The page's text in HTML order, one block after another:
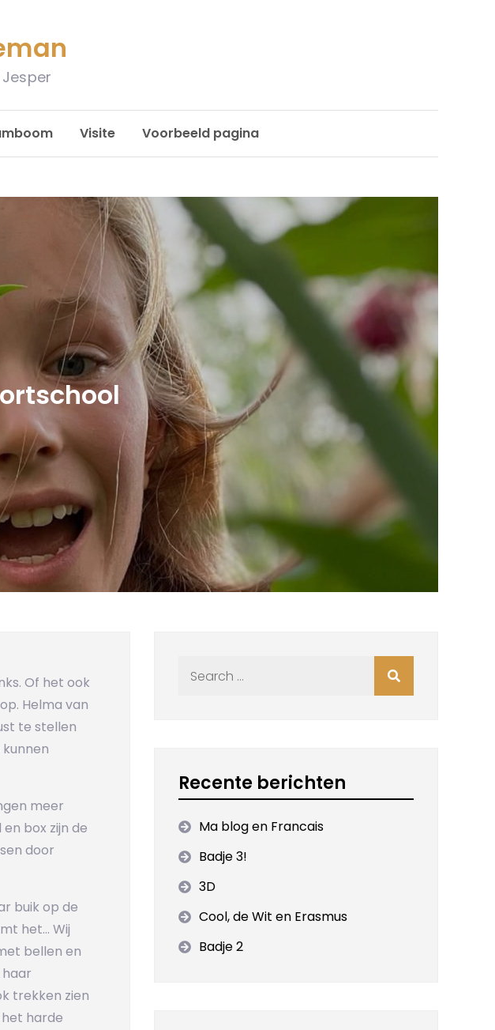
Visite Voorbeeld pagina
Of het ook
Helma van
te stellen
meer
box zijn de
door
buik op de
het… Wij
bellen en
trekken zien
harde
Recente berichten
Ma blog en Francais
Badje 3!
3D
Cool, de Wit en Erasmus
Badje 2